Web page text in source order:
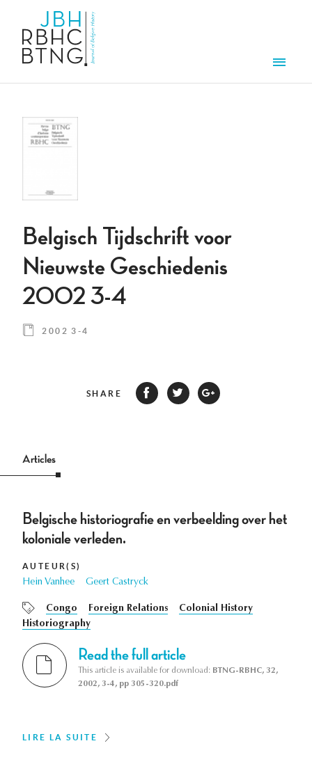
Belgisch Tijdschrift voor
Nieuwste Geschiedenis
2002 3-4
2002 3-4
SHARE
Articles
Belgische historiografie en verbeelding over het
koloniale verleden.
AUTEUR(S)
Hein Vanhee Geert Castryck
Congo Foreign Relations
Colonial History
Historiography
Read the full article
This article is available for download: BTNG-RBHC, 32,
2002, 3-4, pp 305-320.pdf
LIRE LA SUITE